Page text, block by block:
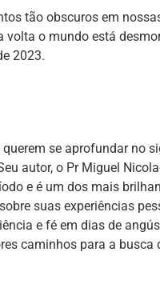
tão obscuros em
o mundo está
2023.
se aprofundar no
autor, o Pr Miguel
e é um dos mais
suas experiências
e fé em dias de
caminhos para a busca